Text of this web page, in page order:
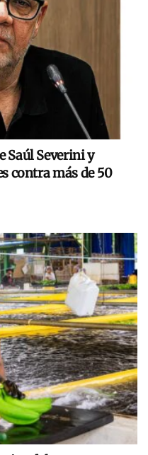
Saúl Severini y
contra más de 50